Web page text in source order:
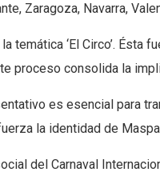
Zaragoza, Navarra,
‘El Circo’. Ésta
proceso consolida la
es esencial para
la identidad de
del Carnaval